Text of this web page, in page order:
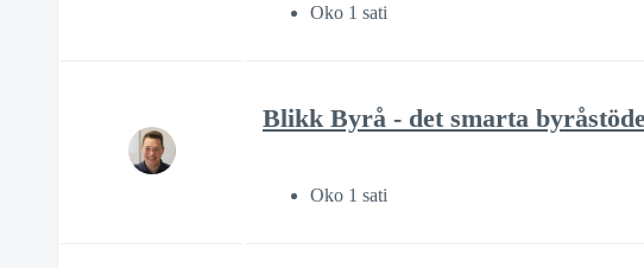
Oko 1 sati
Blikk Byrå - det smarta
Oko 1 sati